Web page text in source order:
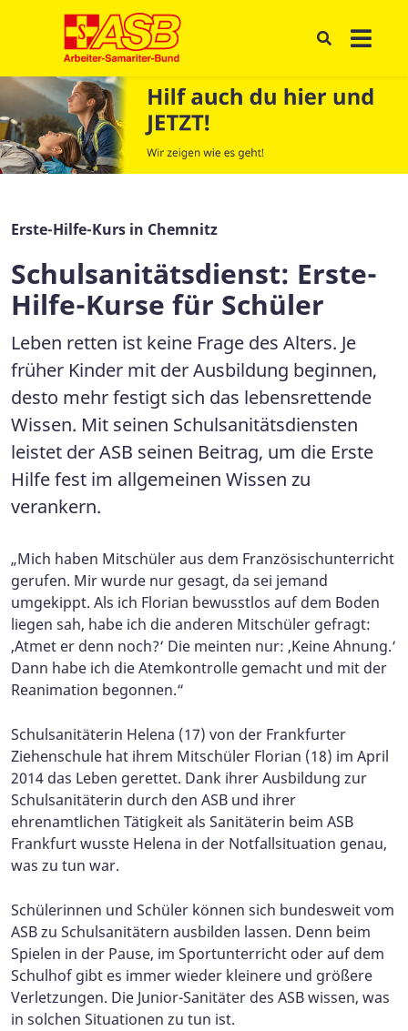
Erste-Hilfe-Kurs in Chemnitz
Schulsanitätsdienst: Erste-
Hilfe-Kurse für Schüler
Leben retten ist keine Frage des Alters. Je
früher Kinder mit der Ausbildung beginnen,
desto mehr festigt sich das lebensrettende
Wissen. Mit seinen Schulsanitätsdiensten
leistet der ASB seinen Beitrag, um die Erste
Hilfe fest im allgemeinen Wissen zu
verankern.
„Mich haben Mitschüler aus dem Französischunterricht
gerufen. Mir wurde nur gesagt, da sei jemand
umgekippt. Als ich Florian bewusstlos auf dem Boden
liegen sah, habe ich die anderen Mitschüler gefragt:
‚Atmet er denn noch?‘ Die meinten nur: ‚Keine Ahnung.‘
Dann habe ich die Atemkontrolle gemacht und mit der
Reanimation begonnen.“
Schulsanitäterin Helena (17) von der Frankfurter
Ziehenschule hat ihrem Mitschüler Florian (18) im April
2014 das Leben gerettet. Dank ihrer Ausbildung zur
Schulsanitäterin durch den ASB und ihrer
ehrenamtlichen Tätigkeit als Sanitäterin beim ASB
Frankfurt wusste Helena in der Notfallsituation genau,
was zu tun war.
Schülerinnen und Schüler können sich bundesweit vom
ASB zu Schulsanitätern ausbilden lassen. Denn beim
Spielen in der Pause, im Sportunterricht oder auf dem
Schulhof gibt es immer wieder kleinere und größere
Verletzungen. Die Junior-Sanitäter des ASB wissen, was
in solchen Situationen zu tun ist.